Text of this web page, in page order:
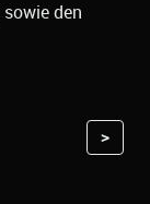
sowie den
>